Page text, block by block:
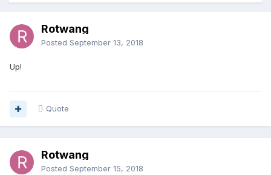
Rotwang
Posted September 13, 2018
Up!
Quote
Rotwang
Posted September 15, 2018